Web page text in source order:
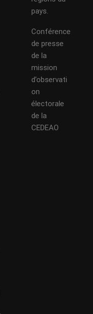
pays.
Conférence
de presse
de la
mission
d’observati
on
électorale
de la
CEDEAO